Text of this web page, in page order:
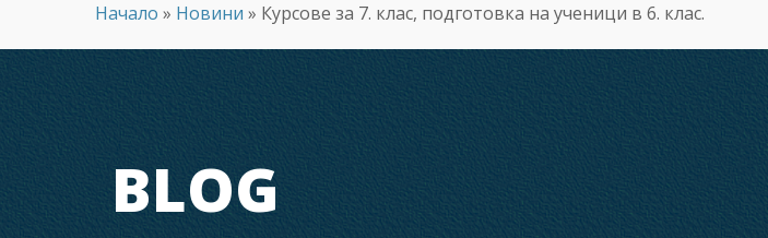
Начало » Новини » Курсове за 7. клас, подготовка на ученици в 6. клас.
BLOG